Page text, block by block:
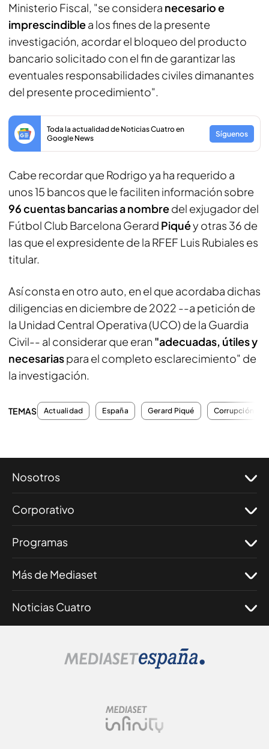
Ministerio Fiscal, "se considera necesario e
imprescindiblea los fines de la presente
investigación, acordar el bloqueo del producto
bancario solicitado con el fin de garantizar las
eventuales responsabilidades civiles dimanantes
del presente procedimiento".
Toda la actualidad de Noticias Cuatro en
Google News
Síguenos
Cabe recordar que Rodrigo ya ha requerido a
unos 15 bancos que le faciliten información sobre
96 cuentas bancarias a nombredel exjugador del
Fútbol Club Barcelona Gerard Piquéy otras 36 de
las que el expresidente de la RFEF Luis Rubiales es
titular.
Así consta en otro auto, en el que acordaba dichas
diligencias en diciembre de 2022 --a petición de
la Unidad Central Operativa (UCO) de la Guardia
Civil-- al considerar que eran "adecuadas, útiles y
necesariaspara el completo esclarecimiento" de
la investigación.
TEMAS Actualidad España Gerard Piqué Corrupción
Nosotros
Corporativo
Programas
Más de Mediaset
Noticias Cuatro